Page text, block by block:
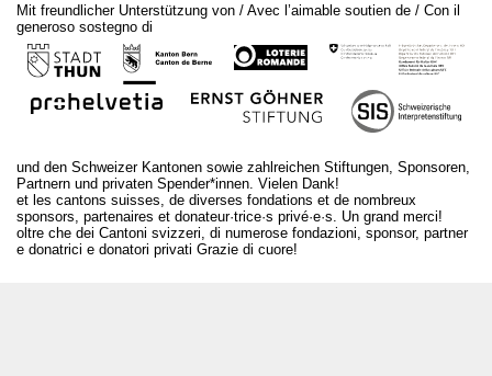
Mit freundlicher Unterstützung von / Avec l’aimable soutien de / Con il
generoso sostegno di
und den Schweizer Kantonen sowie zahlreichen Stiftungen, Sponsoren,
Partnern und privaten Spender*innen. Vielen Dank!
et les cantons suisses, de diverses fondations et de nombreux
sponsors, partenaires et donateur·trice·s privé·e·s. Un grand merci!
oltre che dei Cantoni svizzeri, di numerose fondazioni, sponsor, partner
e donatrici e donatori privati Grazie di cuore!